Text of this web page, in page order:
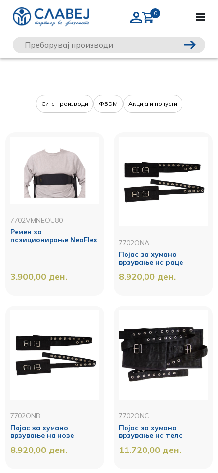
Сите производи ФЗОМ Акција и попусти
7702VMNEOU80
Ремен за
позиционирање NeoFlex
3.900,00 ден.
7702ONA
Појас за хумано
врзување на раце
8.920,00 ден.
7702ONB
Појас за хумано
врзување на нозе
8.920,00 ден.
7702ONC
Појас за хумано
врзување на тело
11.720,00 ден.